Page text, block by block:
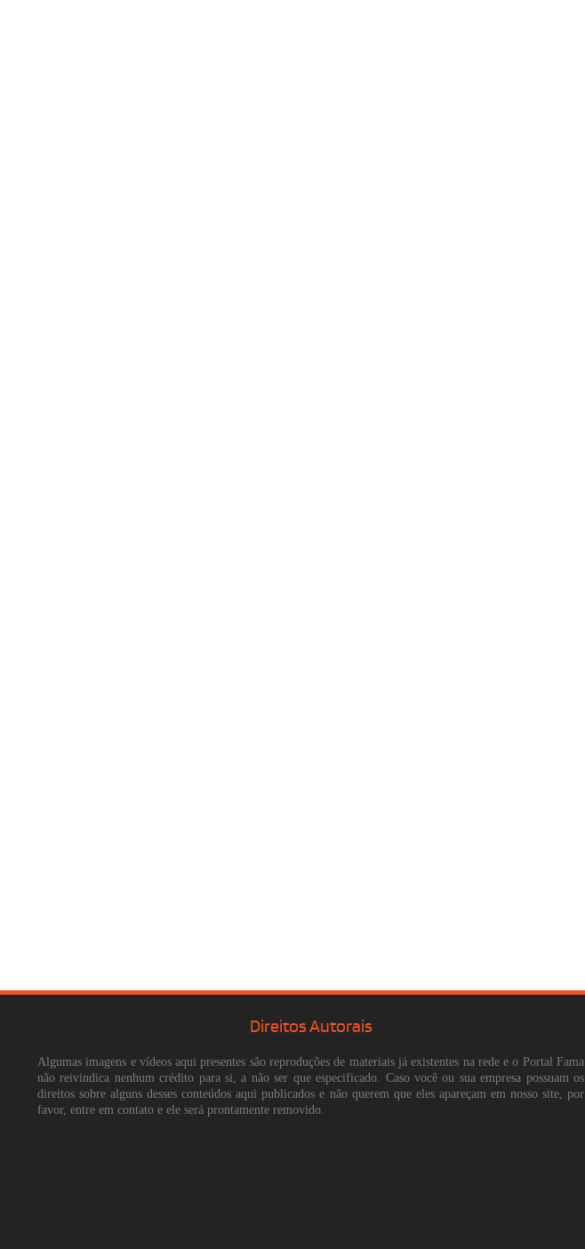
Direitos Autorais
Algumas imagens e vídeos aqui presentes são reproduções de materiais já existentes na rede e o Portal Fama
não reivindica nenhum crédito para si, a não ser que especificado. Caso você ou sua empresa possuam os
direitos sobre alguns desses conteúdos aqui publicados e não querem que eles apareçam em nosso site, por
favor, entre em contato e ele será prontamente removido.